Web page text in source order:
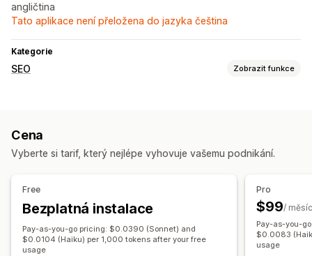
angličtina
Tato aplikace není přeložena do jazyka čeština
Kategorie
SEO Zobrazit funkce
Generování pomocí umělé inteligence
Optimalizace obsahu
Audity Analýza obsahu
Cena
Vyberte si tarif, který nejlépe vyhovuje vašemu podnikání.
Free
Bezplatná instalace
Pay-as-you-go pricing: $0.0390 (Sonnet) and
$0.0104 (Haiku) per 1,000 tokens after your free
usage
Pro
$99/ měsíc
Pay-as-you-
$0.0083
usage